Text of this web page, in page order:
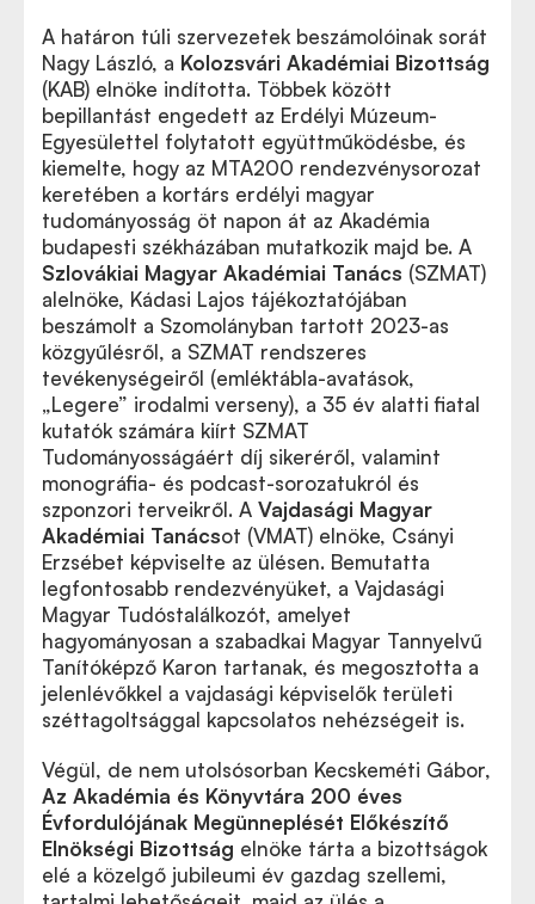
A határon túli szervezetek beszámolóinak sorát
Nagy László, a Kolozsvári Akadémiai Bizottság
(KAB) elnöke indította. Többek között
bepillantást engedett az Erdélyi Múzeum-
Egyesülettel folytatott együttműködésbe, és
kiemelte, hogy az MTA200 rendezvénysorozat
keretében a kortárs erdélyi magyar
tudományosság öt napon át az Akadémia
budapesti székházában mutatkozik majd be. A
Szlovákiai Magyar Akadémiai Tanács (SZMAT)
alelnöke, Kádasi Lajos tájékoztatójában
beszámolt a Szomolányban tartott 2023-as
közgyűlésről, a SZMAT rendszeres
tevékenységeiről (emléktábla-avatások,
„Legere” irodalmi verseny), a 35 év alatti fiatal
kutatók számára kiírt SZMAT
Tudományosságáért díj sikeréről, valamint
monográfia- és podcast-sorozatukról és
szponzori terveikről. A Vajdasági Magyar
Akadémiai Tanácsot (VMAT) elnöke, Csányi
Erzsébet képviselte az ülésen. Bemutatta
legfontosabb rendezvényüket, a Vajdasági
Magyar Tudóstalálkozót, amelyet
hagyományosan a szabadkai Magyar Tannyelvű
Tanítóképző Karon tartanak, és megosztotta a
jelenlévőkkel a vajdasági képviselők területi
széttagoltsággal kapcsolatos nehézségeit is.
Végül, de nem utolsósorban Kecskeméti Gábor,
Az Akadémia és Könyvtára 200 éves
Évfordulójának Megünneplését Előkészítő
Elnökségi Bizottság elnöke tárta a bizottságok
elé a közelgő jubileumi év gazdag szellemi,